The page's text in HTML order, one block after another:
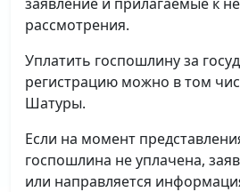
рассмотрения.
Уплатить госпошлину за
регистрацию можно в том
Шатуры.
Если на момент
госпошлина не уплачена,
или направляется